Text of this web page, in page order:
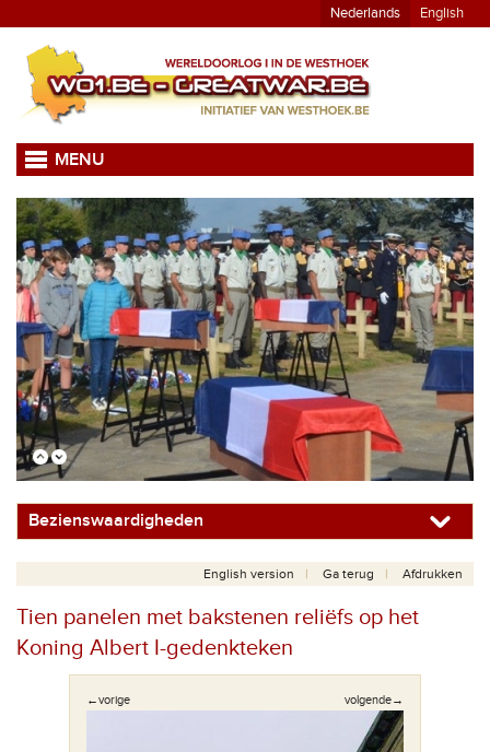
Nederlands English
MENU
Bezienswaardigheden
English version Ga terug Afdrukken
Tien panelen met bakstenen reliëfs op het
Koning Albert I-gedenkteken
←vorige volgende→